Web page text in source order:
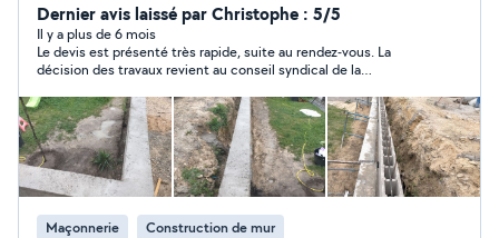
peinture, plomberie,et toutes les petites bricoles..Je
loue également du matériel de jardinage et
bricolage.contactez moi au 768446594.A bientôt mes
chers voisins!
Dernier avis laissé par Christophe : 5/5
Il y a plus de 6 mois
Le devis est présenté très rapide, suite au rendez-vous. La
décision des travaux revient au conseil syndical de la
Maçonnerie Construction de mur